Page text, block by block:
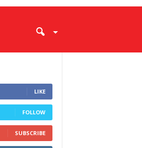
LIKE
FOLLOW
SUBSCRIBE